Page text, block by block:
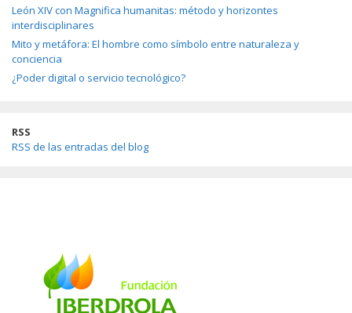
León XIV con Magnifica humanitas: método y horizontes
interdisciplinares
Mito y metáfora: El hombre como símbolo entre naturaleza y
conciencia
¿Poder digital o servicio tecnológico?
RSS
RSS de las entradas del blog